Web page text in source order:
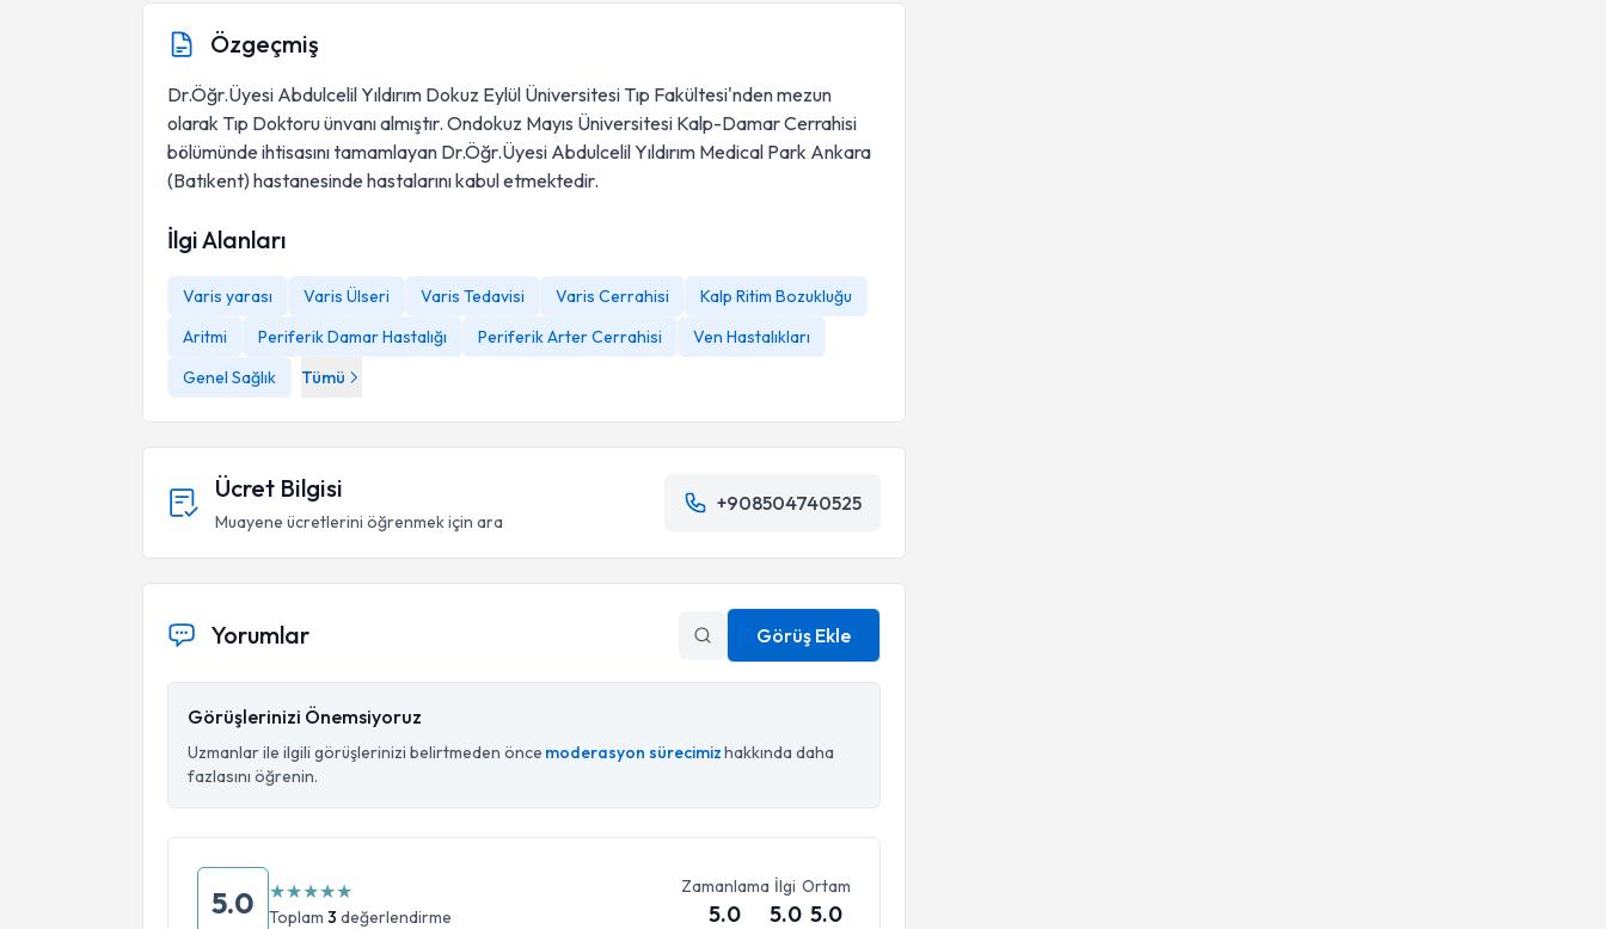
Özgeçmiş
Dr.Öğr.Üyesi Abdulcelil Yıldırım Dokuz Eylül Üniversitesi Tıp Fakültesi'nden mezun
olarak Tıp Doktoru ünvanı almıştır. Ondokuz Mayıs Üniversitesi Kalp-Damar Cerrahisi
bölümünde ihtisasını tamamlayan Dr.Öğr.Üyesi Abdulcelil Yıldırım Medical Park Ankara
(Batıkent) hastanesinde hastalarını kabul etmektedir.
İlgi Alanları
Varis yarası Varis Ülseri Varis Tedavisi Varis Cerrahisi
Kalp Ritim Bozukluğu
Aritmi
Periferik Damar Hastalığı Periferik Arter Cerrahisi
Ven Hastalıkları
Genel Sağlık
Tümü
Ücret Bilgisi
Muayene ücretlerini öğrenmek için ara
+908504740525
Yorumlar Görüş Ekle
Görüşlerinizi Önemsiyoruz
Uzmanlar ile ilgili görüşlerinizi belirtmeden önce moderasyon sürecimizhakkında daha
fazlasını öğrenin.
5.0 ★★★★★
Toplam 3 değerlendirme
Zamanlama
5.0
İlgi
5.0
Ortam
5.0